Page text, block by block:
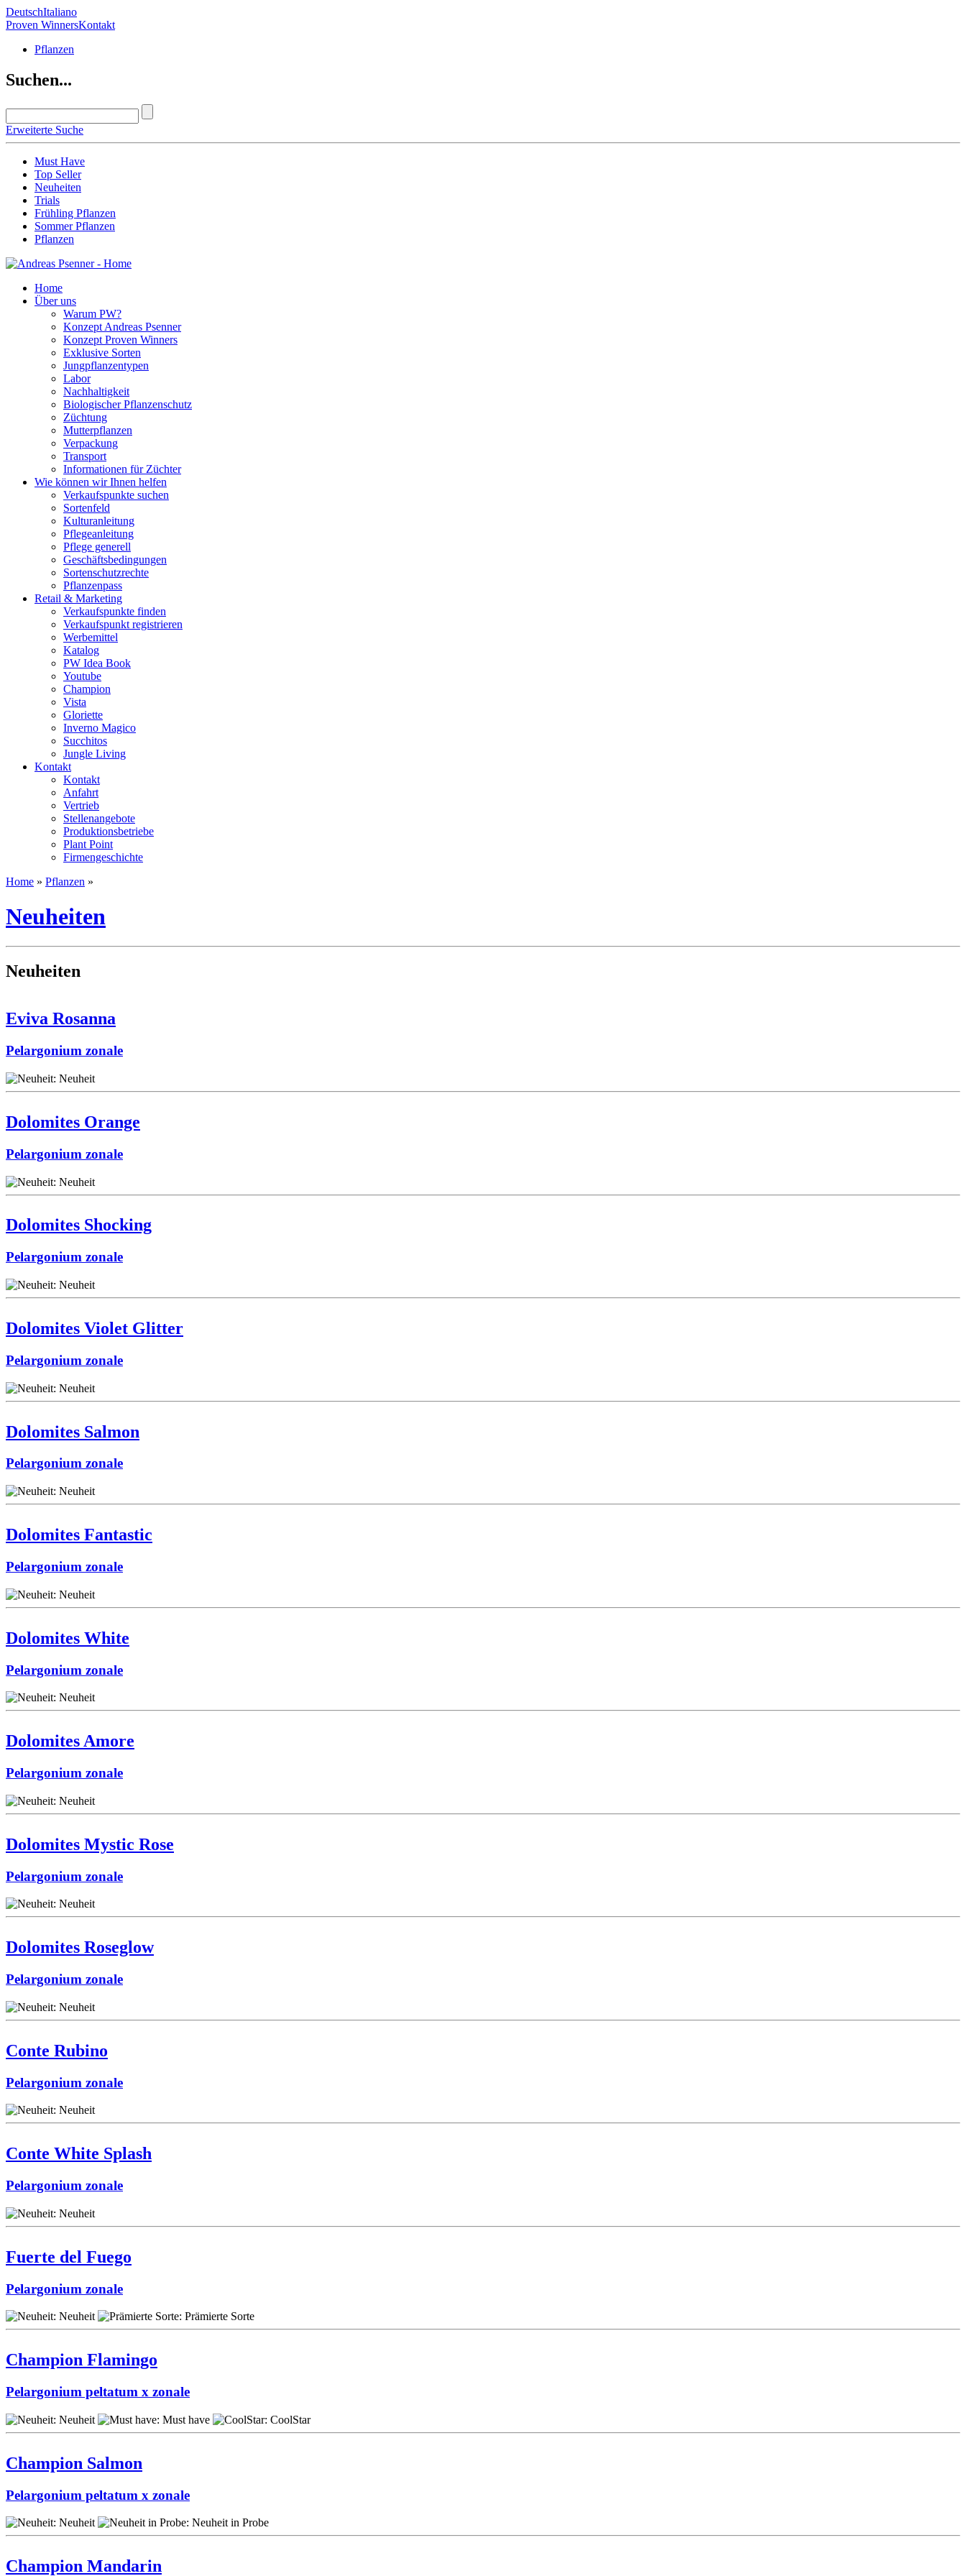
DeutschItaliano
Proven WinnersKontakt
Pflanzen
Suchen...
Erweiterte Suche
Must Have
Top Seller
Neuheiten
Trials
Frühling Pflanzen
Sommer Pflanzen
Pflanzen
Home
Über uns
Warum PW?
Konzept Andreas Psenner
Konzept Proven Winners
Exklusive Sorten
Jungpflanzentypen
Labor
Nachhaltigkeit
Biologischer Pflanzenschutz
Züchtung
Mutterpflanzen
Verpackung
Transport
Informationen für Züchter
Wie können wir Ihnen helfen
Verkaufspunkte suchen
Sortenfeld
Kulturanleitung
Pflegeanleitung
Pflege generell
Geschäftsbedingungen
Sortenschutzrechte
Pflanzenpass
Retail & Marketing
Verkaufspunkte finden
Verkaufspunkt registrieren
Werbemittel
Katalog
PW Idea Book
Youtube
Champion
Vista
Gloriette
Inverno Magico
Succhitos
Jungle Living
Kontakt
Kontakt
Anfahrt
Vertrieb
Stellenangebote
Produktionsbetriebe
Plant Point
Firmengeschichte
Home » Pflanzen »
Neuheiten
Neuheiten
Eviva Rosanna
Pelargonium zonale
Dolomites Orange
Pelargonium zonale
Dolomites Shocking
Pelargonium zonale
Dolomites Violet Glitter
Pelargonium zonale
Dolomites Salmon
Pelargonium zonale
Dolomites Fantastic
Pelargonium zonale
Dolomites White
Pelargonium zonale
Dolomites Amore
Pelargonium zonale
Dolomites Mystic Rose
Pelargonium zonale
Dolomites Roseglow
Pelargonium zonale
Conte Rubino
Pelargonium zonale
Conte White Splash
Pelargonium zonale
Fuerte del Fuego
Pelargonium zonale
Champion Flamingo
Pelargonium peltatum x zonale
Champion Salmon
Pelargonium peltatum x zonale
Champion Mandarin